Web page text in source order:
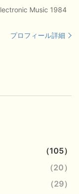
Music 1984
プロフィール詳細
105
20
29